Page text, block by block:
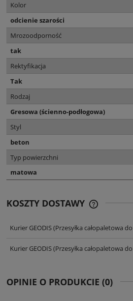
Kolor
odcienie szarości
Mrozoodporność
tak
Rektyfikacja
Tak
Rodzaj
Gresowa (ścienno-podłogowa)
Styl
beton
Typ powierzchni
matowa
KOSZTY DOSTAWY
Kurier GEODIS(Przesyłka całopaletowa
Kurier GEODIS(Przesyłka całopaletowa
OPINIE O PRODUKCIE (0)